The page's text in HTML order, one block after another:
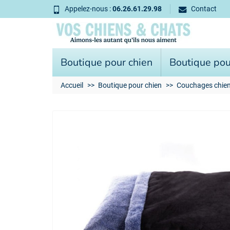
Appelez-nous :06.26.61.29.98 Contact
Boutique pour chien Boutique
Accueil Boutique pour chien Couchages